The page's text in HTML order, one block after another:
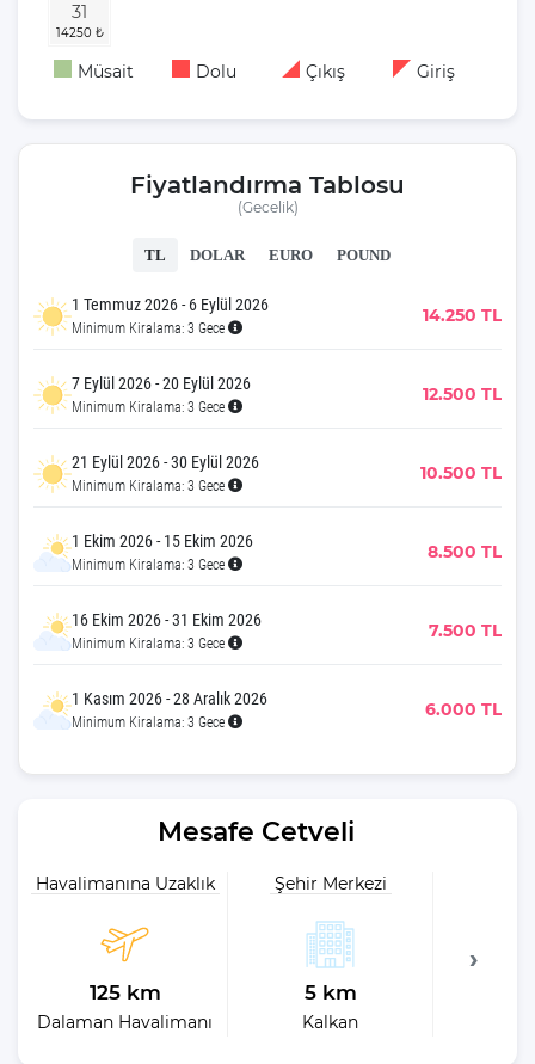
31
Müsait Dolu Çıkış Giriş
Fiyatlandırma Tablosu
(Gecelik)
TL DOLAR EURO POUND
1 Temmuz 2026 - 6 Eylül 2026
Minimum Kiralama: 3 Gece
14.250 TL
7 Eylül 2026 - 20 Eylül 2026
Minimum Kiralama: 3 Gece
12.500 TL
21 Eylül 2026 - 30 Eylül 2026
Minimum Kiralama: 3 Gece
10.500 TL
1 Ekim 2026 - 15 Ekim 2026
Minimum Kiralama: 3 Gece
8.500 TL
16 Ekim 2026 - 31 Ekim 2026
Minimum Kiralama: 3 Gece
7.500 TL
1 Kasım 2026 - 28 Aralık 2026
Minimum Kiralama: 3 Gece
6.000 TL
Mesafe Cetveli
Havalimanına Uzaklık
125 km
Dalaman Havalimanı
Şehir Merkezi
5 km
Kalkan